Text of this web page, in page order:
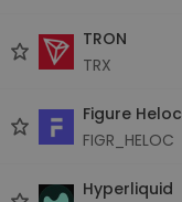
TRON
TRX
Figure Heloc
FIGR_HELOC
Hyperliquid